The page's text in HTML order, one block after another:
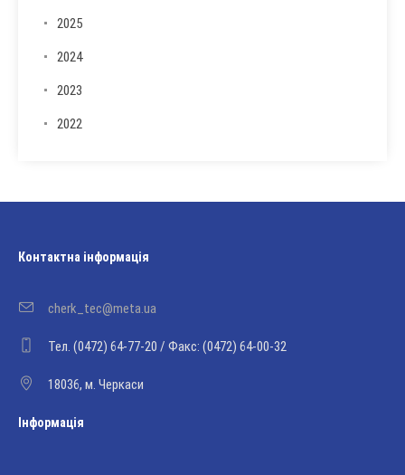
2025
2024
2023
2022
Контактна інформація
cherk_tec@meta.ua
Тел. (0472) 64-77-20 / Факс: (0472) 64-00-32
18036, м. Черкаси
Інформація